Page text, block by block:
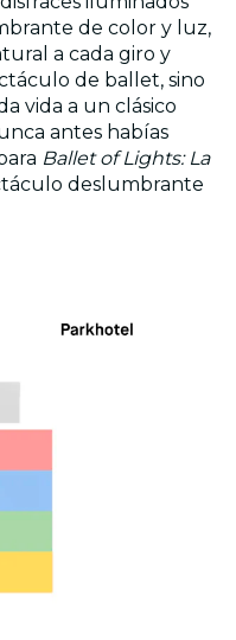
de color y luz,
a cada giro y
de ballet, sino
vida a un clásico
antes habías
Ballet of Lights: La
deslumbrante